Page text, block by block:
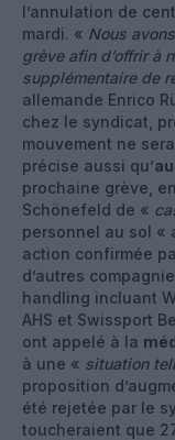
l’annulation de
mardi. « Nous
grève afin d’offrir à
supplémentaire de
allemande Enrico
chez le syndicat,
mouvement ne
précise aussi qu’
prochaine grève,
Schönefeld de «
personnel au sol «
action confirmée
d’autres
handling incluant
AHS et Swissport
ont appelé à la
à une « situation
proposition
été rejetée par le
toucheraient que